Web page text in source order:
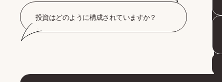
投資はどのように構成されていますか？